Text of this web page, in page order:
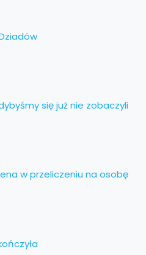
się już nie zobaczyli
w przeliczeniu na osobę